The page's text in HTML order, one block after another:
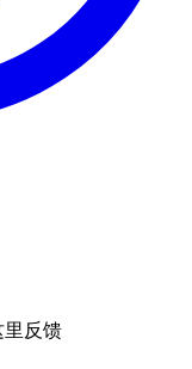
里反馈